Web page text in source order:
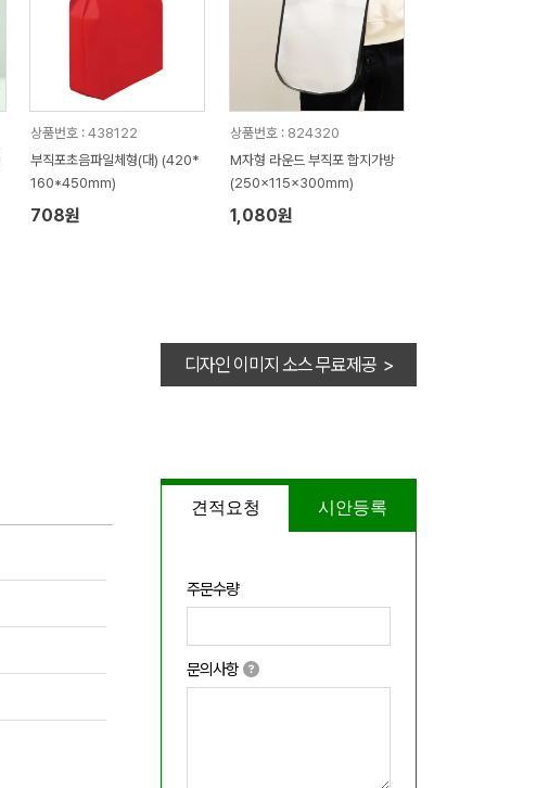
상품번호 : 438122
부직포초음파일체형(대) (420*
160*450mm)
708원
상품번호 : 824320
M자형 라운드 부직포 합지가방
(250x115x300mm)
1,080원
디자인 이미지 소스 무료제공 >
견적요청 시안등록
주문수량
문의사항